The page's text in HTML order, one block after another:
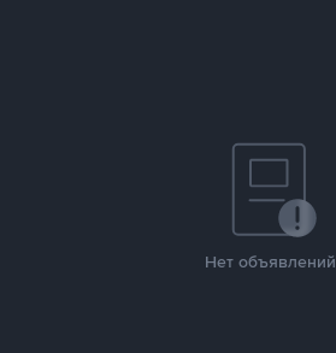
Нет объявлений